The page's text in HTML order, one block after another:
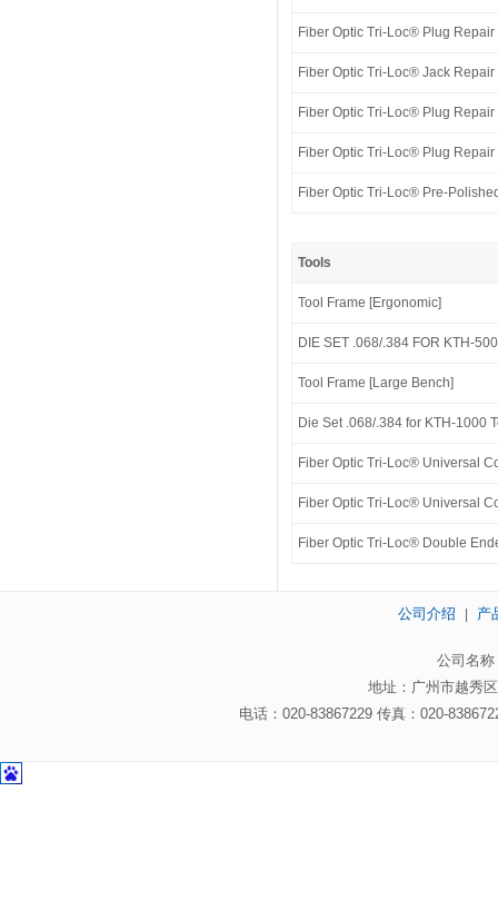
Fiber Optic Tri-Loc® Plug Repair
Fiber Optic Tri-Loc® Jack
Fiber Optic Tri-Loc® Plug
Fiber Optic Tri-Loc® Plug
Fiber Optic Tri-Loc® Pre-
Tools
Tool Frame [Ergonomic]
DIE SET .068/.384 FOR KTH-
Tool Frame [Large Bench]
Die Set .068/.384 for KTH-1000
Fiber Optic Tri-Loc® Universal
Fiber Optic Tri-Loc® Universal
Fiber Optic Tri-Loc® Double
公司介绍 产
公司名
地址：广州市越秀
电话：020-83867229 传真：020-